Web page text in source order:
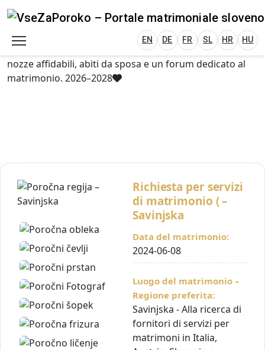
VseZaPoroko.net – Wedding Planning
Plan Your Wedding in Slovenia, Austria, Italy,
EN
VseZaPoroko – portale per l’organizzazione di
matrimoni locali e destination wedding in Slovenia,
Austria, Italia, Croazia e Ungheria. Scopri fornitori di
nozze affidabili, abiti da sposa e un forum dedicato al
matrimonio. 2026–2028
EN DE FR SL HR HU
Richiesta per servizi
di matrimonio ( –
Savinjska
Data del matrimonio:
2024-06-08
Luogo del matrimonio –
Regione preferita:
Savinjska - Alla ricerca di
fornitori di servizi per
matrimoni in Italia,